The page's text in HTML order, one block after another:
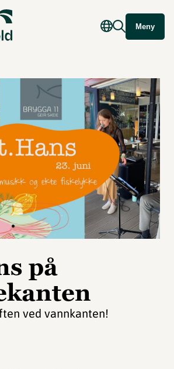
Meny
på
ved vannkanten!